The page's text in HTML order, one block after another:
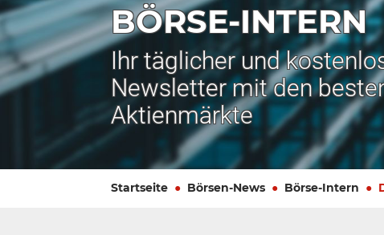
BÖRSE-INTERN
Ihr täglicher und
Newsletter mit den
Aktienmärkte
Startseite Börsen-News Börse-Intern